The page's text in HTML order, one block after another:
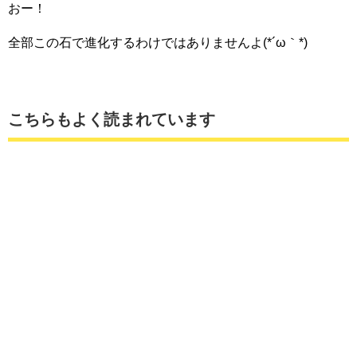
おー！
全部この石で進化するわけではありませんよ(*´ω｀*)
こちらもよく読まれています